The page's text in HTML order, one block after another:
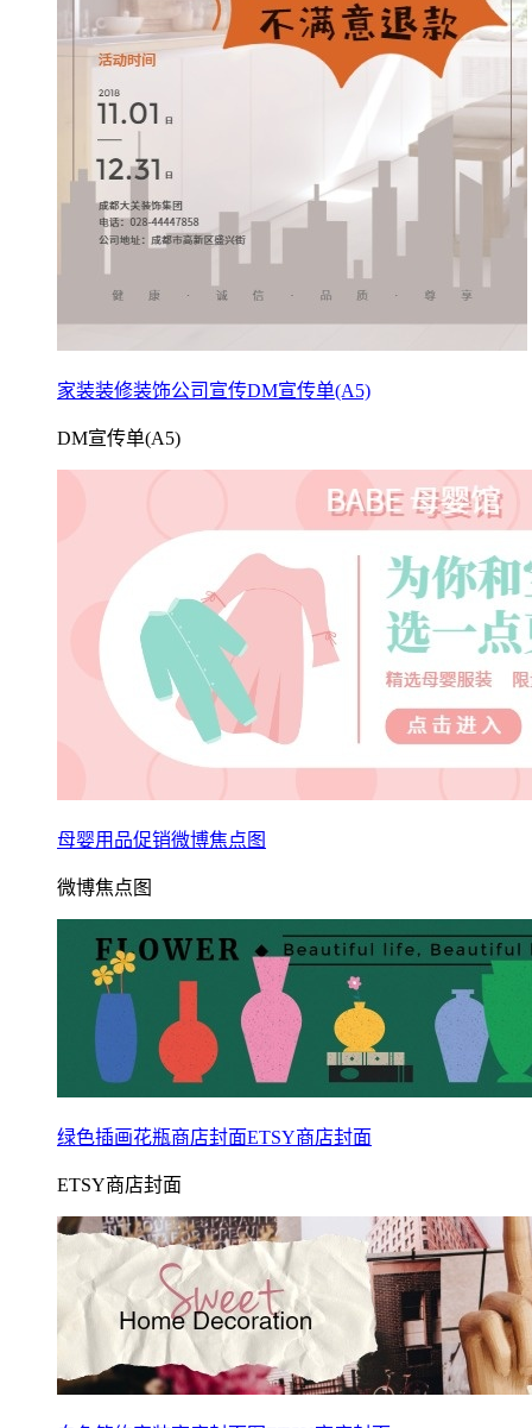
家装装修装饰公司宣传DM宣传单(A5)
DM宣传单(A5)
母婴用品促销微博焦点图
微博焦点图
绿色插画花瓶商店封面ETSY商店封面
ETSY商店封面